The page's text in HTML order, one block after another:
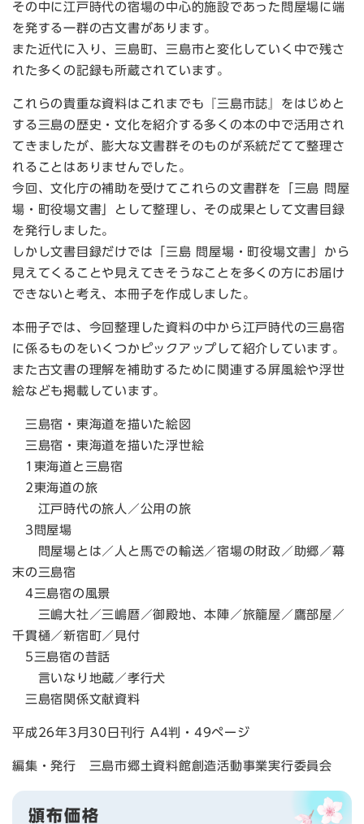
その中に江戸時代の宿場の中心的施設であった問屋場に端
を発する一群の古文書があります。
また近代に入り、三島町、三島市と変化していく中で残さ
れた多くの記録も所蔵されています。
これらの貴重な資料はこれまでも『三島市誌』をはじめと
する三島の歴史・文化を紹介する多くの本の中で活用され
てきましたが、膨大な文書群そのものが系統だてて整理さ
れることはありませんでした。
今回、文化庁の補助を受けてこれらの文書群を「三島 問屋
場・町役場文書」として整理し、その成果として文書目録
を発行しました。
しかし文書目録だけでは「三島 問屋場・町役場文書」から
見えてくることや見えてきそうなことを多くの方にお届け
できないと考え、本冊子を作成しました。
本冊子では、今回整理した資料の中から江戸時代の三島宿
に係るものをいくつかピックアップして紹介しています。
また古文書の理解を補助するために関連する屏風絵や浮世
絵なども掲載しています。
三島宿・東海道を描いた絵図
三島宿・東海道を描いた浮世絵
1東海道と三島宿
2東海道の旅
江戸時代の旅人／公用の旅
3問屋場
問屋場とは／人と馬での輸送／宿場の財政／助郷／幕
末の三島宿
4三島宿の風景
三嶋大社／三嶋暦／御殿地、本陣／旅籠屋／鷹部屋／
千貫樋／新宿町／見付
5三島宿の昔話
言いなり地蔵／孝行犬
三島宿関係文献資料
平成26年3月30日刊行 A4判・49ページ
編集・発行 三島市郷土資料館創造活動事業実行委員会
頒布価格